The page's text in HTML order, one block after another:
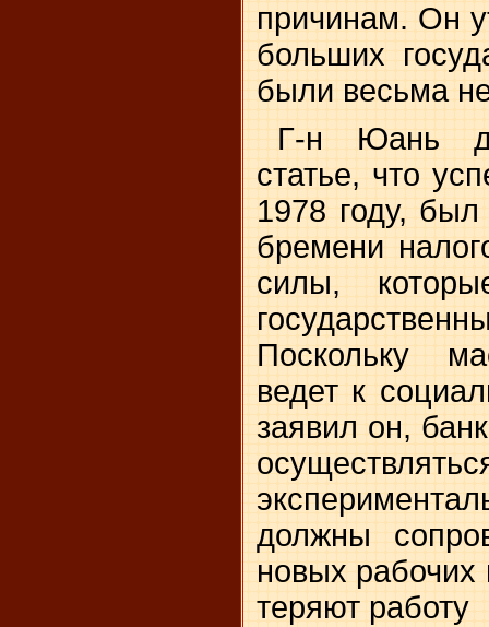
причинам. Он
больших
были весьма
Г-н Юань
статье, что
1978 году,
бремени
силы,
Поскольку
ведет к
заявил он,
должны
новых рабочих
теряют работу